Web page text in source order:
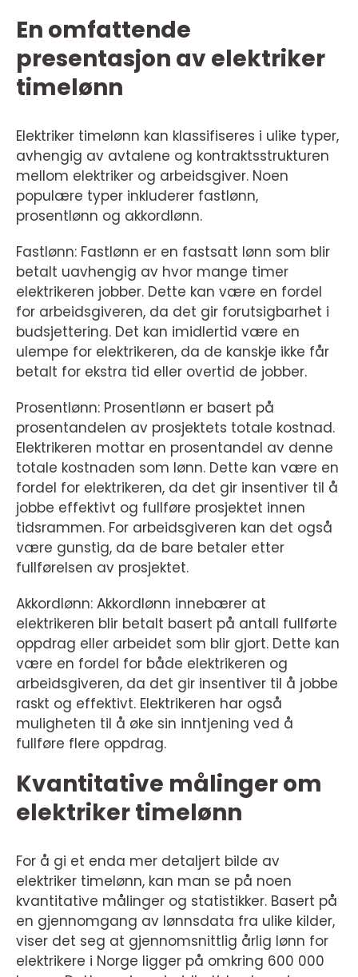
En omfattende
presentasjon av elektriker
timelønn
Elektriker timelønn kan klassifiseres i ulike typer,
avhengig av avtalene og kontraktsstrukturen
mellom elektriker og arbeidsgiver. Noen
populære typer inkluderer fastlønn,
prosentlønn og akkordlønn.
Fastlønn: Fastlønn er en fastsatt lønn som blir
betalt uavhengig av hvor mange timer
elektrikeren jobber. Dette kan være en fordel
for arbeidsgiveren, da det gir forutsigbarhet i
budsjettering. Det kan imidlertid være en
ulempe for elektrikeren, da de kanskje ikke får
betalt for ekstra tid eller overtid de jobber.
Prosentlønn: Prosentlønn er basert på
prosentandelen av prosjektets totale kostnad.
Elektrikeren mottar en prosentandel av denne
totale kostnaden som lønn. Dette kan være en
fordel for elektrikeren, da det gir insentiver til å
jobbe effektivt og fullføre prosjektet innen
tidsrammen. For arbeidsgiveren kan det også
være gunstig, da de bare betaler etter
fullførelsen av prosjektet.
Akkordlønn: Akkordlønn innebærer at
elektrikeren blir betalt basert på antall fullførte
oppdrag eller arbeidet som blir gjort. Dette kan
være en fordel for både elektrikeren og
arbeidsgiveren, da det gir insentiver til å jobbe
raskt og effektivt. Elektrikeren har også
muligheten til å øke sin inntjening ved å
fullføre flere oppdrag.
Kvantitative målinger om
elektriker timelønn
For å gi et enda mer detaljert bilde av
elektriker timelønn, kan man se på noen
kvantitative målinger og statistikker. Basert på
en gjennomgang av lønnsdata fra ulike kilder,
viser det seg at gjennomsnittlig årlig lønn for
elektrikere i Norge ligger på omkring 600 000